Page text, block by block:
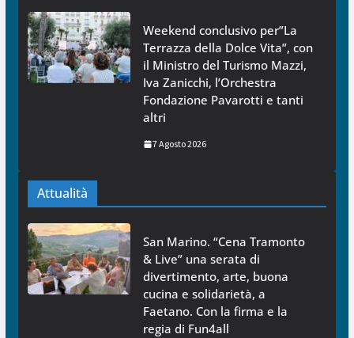
Weekend conclusivo per”La
Terrazza della Dolce Vita”, con
il Ministro del Turismo Mazzi,
Iva Zanicchi, l’Orchestra
Fondazione Pavarotti e tanti
altri
7 Agosto 2026
Attualità
San Marino. “Cena Tramonto
& Live” una serata di
divertimento, arte, buona
cucina e solidarietà, a
Faetano. Con la firma e la
regia di Fun4all